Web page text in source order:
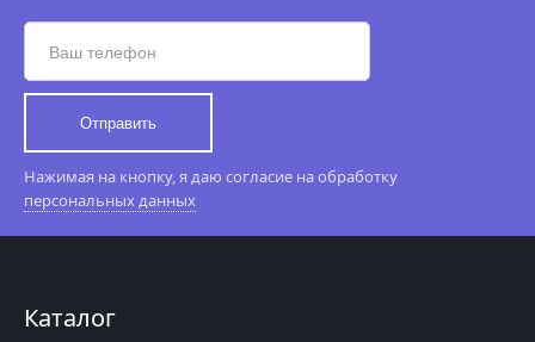
Отправить
Нажимая на кнопку, я даю согласие на обработку
персональных данных
Каталог